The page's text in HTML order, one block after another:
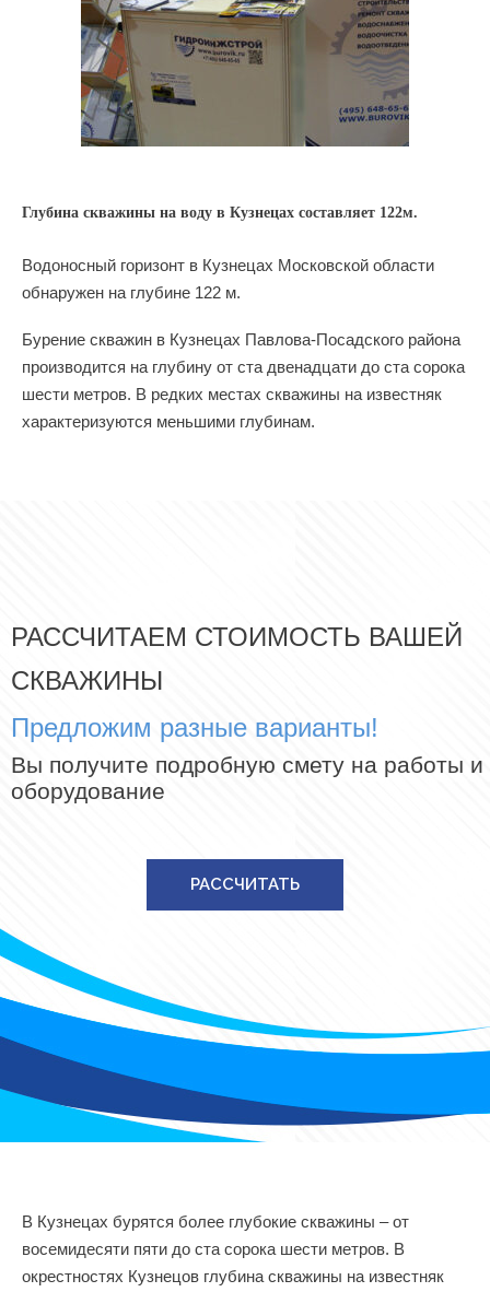
Глубина скважины на воду в Кузнецах составляет 122м.
Водоносный горизонт в Кузнецах Московской области
обнаружен на глубине 122 м.
Бурение скважин в Кузнецах Павлова-Посадского района
производится на глубину от ста двенадцати до ста сорока
шести метров. В редких местах скважины на известняк
характеризуются меньшими глубинам.
РАССЧИТАЕМ СТОИМОСТЬ ВАШЕЙ
СКВАЖИНЫ
Предложим разные варианты!
Вы получите подробную смету на работы и
оборудование
РАССЧИТАТЬ
В Кузнецах бурятся более глубокие скважины – от
восемидесяти пяти до ста сорока шести метров. В
окрестностях Кузнецов глубина скважины на известняк